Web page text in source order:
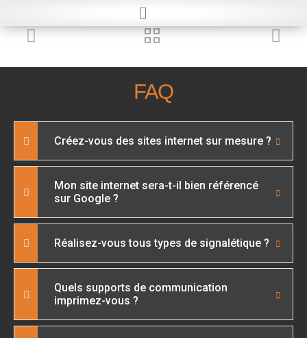
FAQ
Créez-vous des sites internet sur mesure ?
Mon site internet sera-t-il bien référencé
sur Google ?
Réalisez-vous tous types de signalétique ?
Quels supports de communication
imprimez-vous ?